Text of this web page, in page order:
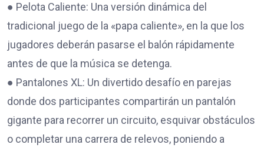
● Pelota Caliente: Una versión dinámica del
tradicional juego de la «papa caliente», en la que los
jugadores deberán pasarse el balón rápidamente
antes de que la música se detenga.
● Pantalones XL: Un divertido desafío en parejas
donde dos participantes compartirán un pantalón
gigante para recorrer un circuito, esquivar obstáculos
o completar una carrera de relevos, poniendo a